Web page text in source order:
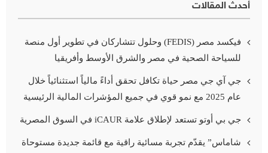
أحدث المقالات
فيكسد مصر (FEDIS) وحلول تتشاركان في تطوير أول منصة
للسياحة الصحية في مصر والشرق الأوسط وأفريقيا
جي آي جي مصر حياة تكافل تحقق أداءً مالياً استثنائياً خلال
عام 2025 مع نمو قوي في جميع المؤشرات المالية الرئيسية
جي بي أوتو تستعد لإطلاق علامة iCAUR في السوق المصرية
شاماس” يقدّم تجربة مسائية راقية مع قائمة جديدة مستوحاة